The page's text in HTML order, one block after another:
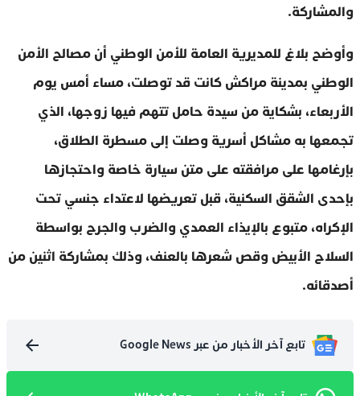
والمشاركة.
وأوضح بلاغ للمديرية العامة للأمن الوطني أن مصالح الأمن
الوطني بمدينة مراكش كانت قد توصلت، مساء أمس يوم
الأربعاء، بشكاية من سيدة حامل تتهم فيها زوجها، الذي
تجمعها به مشاكل أسرية وصلت إلى مسطرة الطلاق،
بإرغامها على مرافقته على متن سيارة خاصة واحتجازها
بإحدى الشقق السكنية، قبل تعريضها لاعتداء جنسي تحت
الإكراه، متبوع بالإيذاء العمدي والضرب والجرح بواسطة
السلاح الأبيض وقص شعرها بالعنف، وذلك بمشاركة اثنين من
أصدقائه.
تابع آخر الأخبار من عبر Google News